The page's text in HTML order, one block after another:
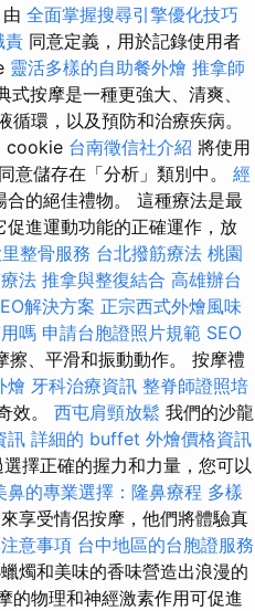
由 全面掌握搜尋引擎優化技巧
責 同意定義，用於記錄使用者
靈活多樣的自助餐外燴 推拿師
式按摩是一種更強大、清爽、
環，以及預防和治療疾病。
cookie 台南徵信社介紹 將使用
意儲存在「分析」類別中。 經
的絕佳禮物。 這種療法是最
進運動功能的正確運作，放
整骨服務 台北撥筋療法 桃園
法 推拿與整復結合 高雄辦台
解決方案 正宗西式外燴風味
嗎 申請台胞證照片規範 SEO
擦、平滑和振動動作。 按摩禮
燴 牙科治療資訊 整脊師證照培
效。 西屯肩頸放鬆 我們的沙龍
訊 詳細的 buffet 外燴價格資訊
擇正確的握力和力量，您可以
鼻的專業選擇：隆鼻療程 多樣
享受情侶按摩，他們將體驗真
意事項 台中地區的台胞證服務
燭和美味的香味營造出浪漫的
的物理和神經激素作用可促進